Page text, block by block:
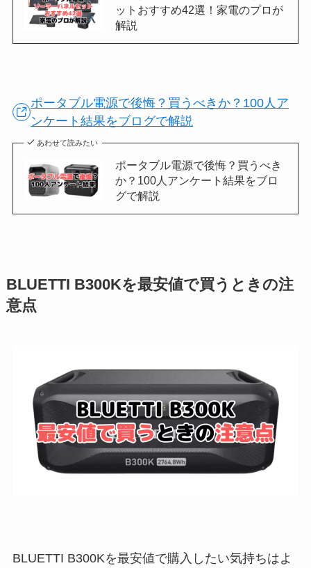
ットおすすめ42選！家電のプロが
解説
ポータブル電源で後悔？買うべきか？100人ア
ンケート結果をブログで解説
あわせて読みたい
ポータブル電源で後悔？買うべき
か？100人アンケート結果をブロ
グで解説
BLUETTI B300Kを最安値で買うときの注
意点
BLUETTI B300Kを最安値で購入したい気持ちはよ